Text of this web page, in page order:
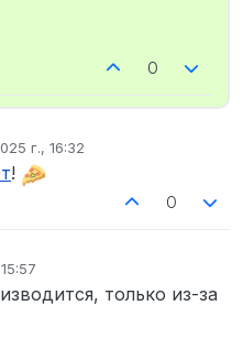
0
г., 16:32
!
0
только из-за